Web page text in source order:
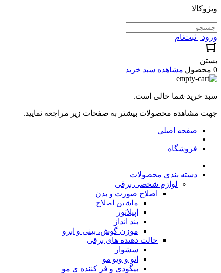
ویژوکالا
ورود | ثبت‌نام
بستن
0 محصول
مشاهده سبد خرید
سبد خرید شما خالی است.
جهت مشاهده محصولات بیشتر به صفحات زیر مراجعه نمایید.
صفحه اصلی
فروشگاه
دسته بندی محصولات
لوازم شخصی برقی
اصلاح صورت و بدن
ماشین اصلاح
اپیلاتور
بند انداز
موزن گوش، بینی و ابرو
حالت دهنده های برقی
سشوار
اتو و ویو مو
بیگودی و فر کننده ی مو